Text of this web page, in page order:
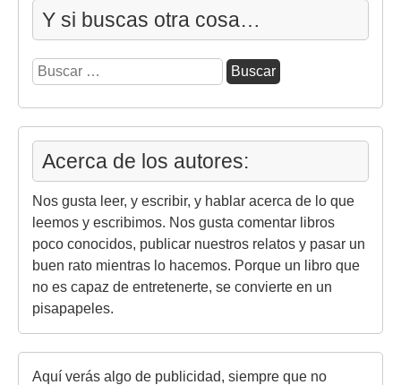
Y si buscas otra cosa…
Buscar:
Acerca de los autores:
Nos gusta leer, y escribir, y hablar acerca de lo que
leemos y escribimos. Nos gusta comentar libros
poco conocidos, publicar nuestros relatos y pasar un
buen rato mientras lo hacemos. Porque un libro que
no es capaz de entretenerte, se convierte en un
pisapapeles.
Aquí verás algo de publicidad, siempre que no